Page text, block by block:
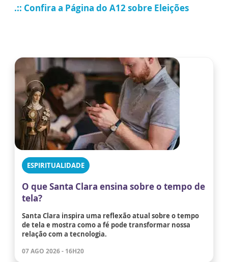
.:: Confira a Página do A12 sobre Eleições
ESPIRITUALIDADE
O que Santa Clara ensina sobre o tempo de
tela?
Santa Clara inspira uma reflexão atual sobre o tempo
de tela e mostra como a fé pode transformar nossa
relação com a tecnologia.
07 AGO 2026 - 16H20